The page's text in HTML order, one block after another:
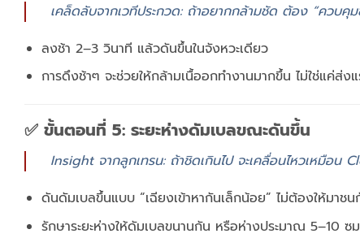
เคล็ดลับจากเวทีประกวด: ถ้าอยากกล้ามชัด ต้อง “ควบคุม
ลงช้า 2–3 วินาที แล้วดันขึ้นในจังหวะเดียว
การดึงช้าๆ จะช่วยให้กล้ามเนื้ออกทำงานมากขึ้น ไม่ใช่แค่ส่ง
✅ ขั้นตอนที่ 5: ระยะห่างดัมเบลขณะดันขึ้น
Insight จากลูกเทรน: ถ้าชิดเกินไป จะเคลื่อนไหวเหมือน
ดันดัมเบลขึ้นแบบ “เฉียงเข้าหากันเล็กน้อย” ไม่ต้องให้มาชน
รักษาระยะห่างให้ดัมเบลขนานกัน หรือห่างประมาณ 5–10 ซ